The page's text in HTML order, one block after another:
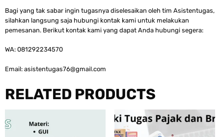
Bagi yang tak sabar ingin tugasnya diselesaikan oleh tim Asistentugas,
silahkan langsung saja hubungi kontak kami untuk melakukan
pemesanan. Berikut kontak kami yang dapat Anda hubungi segera:
WA: 081292234570
Email: asistentugas76@gmail.com
RELATED PRODUCTS